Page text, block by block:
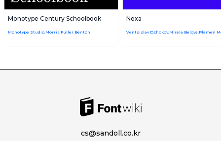
Monotype Century Schoolbook
Monotype Studio,Morris Fuller Benton
Nexa
cs@sandoll.co.kr